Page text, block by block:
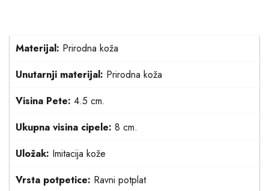
Materijal: Prirodna koža
Unutarnji materijal: Prirodna koža
Visina Pete: 4.5 cm.
Ukupna visina cipele: 8 cm.
Uložak: Imitacija kože
Vrsta potpetice: Ravni potplat